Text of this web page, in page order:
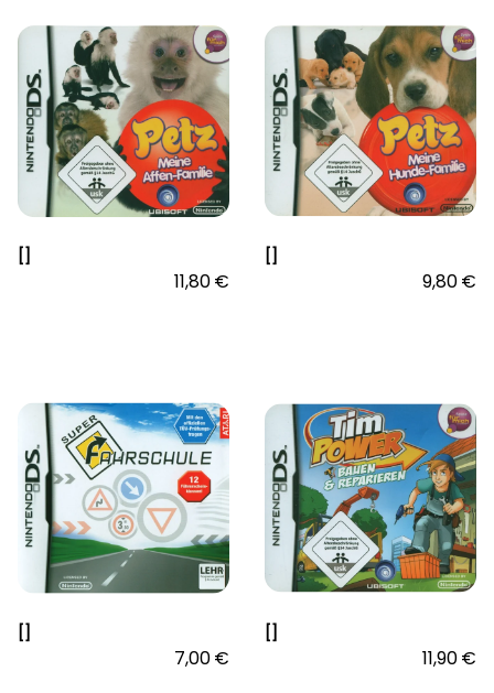
[]
11,80 €
[]
9,80 €
[]
7,00 €
[]
11,90 €